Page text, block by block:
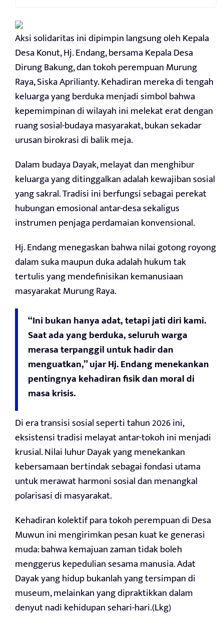
Aksi solidaritas ini dipimpin langsung oleh Kepala
Desa Konut, Hj. Endang, bersama Kepala Desa
Dirung Bakung, dan tokoh perempuan Murung
Raya, Siska Aprilianty. Kehadiran mereka di tengah
keluarga yang berduka menjadi simbol bahwa
kepemimpinan di wilayah ini melekat erat dengan
ruang sosial-budaya masyarakat, bukan sekadar
urusan birokrasi di balik meja.
Dalam budaya Dayak, melayat dan menghibur
keluarga yang ditinggalkan adalah kewajiban sosial
yang sakral. Tradisi ini berfungsi sebagai perekat
hubungan emosional antar-desa sekaligus
instrumen penjaga perdamaian konvensional.
Hj. Endang menegaskan bahwa nilai gotong royong
dalam suka maupun duka adalah hukum tak
tertulis yang mendefinisikan kemanusiaan
masyarakat Murung Raya.
“Ini bukan hanya adat, tetapi jati diri kami.
Saat ada yang berduka, seluruh warga
merasa terpanggil untuk hadir dan
menguatkan,” ujar Hj. Endang menekankan
pentingnya kehadiran fisik dan moral di
masa krisis.
Di era transisi sosial seperti tahun 2026 ini,
eksistensi tradisi melayat antar-tokoh ini menjadi
krusial. Nilai luhur Dayak yang menekankan
kebersamaan bertindak sebagai fondasi utama
untuk merawat harmoni sosial dan menangkal
polarisasi di masyarakat.
Kehadiran kolektif para tokoh perempuan di Desa
Muwun ini mengirimkan pesan kuat ke generasi
muda: bahwa kemajuan zaman tidak boleh
menggerus kepedulian sesama manusia. Adat
Dayak yang hidup bukanlah yang tersimpan di
museum, melainkan yang dipraktikkan dalam
denyut nadi kehidupan sehari-hari.(Lkg)